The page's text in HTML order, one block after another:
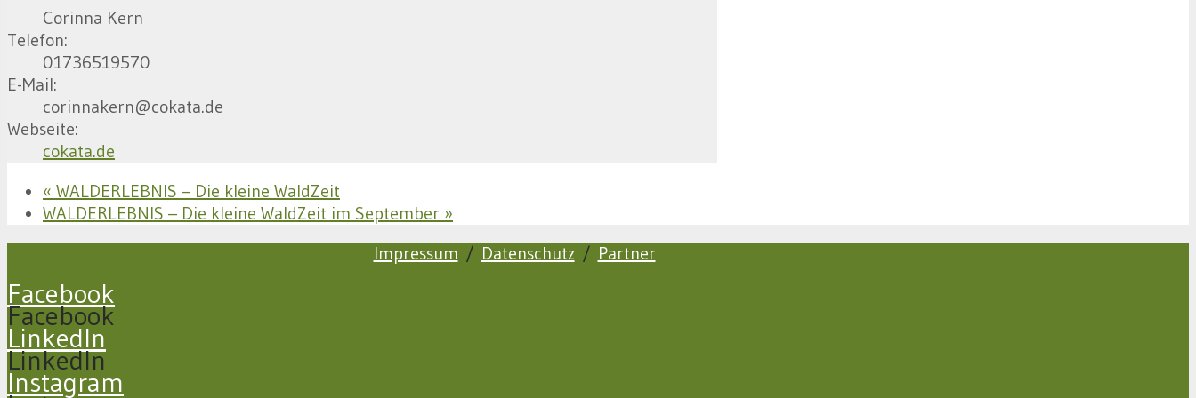
Corinna Kern
Telefon:
01736519570
E-Mail:
corinnakern@cokata.de
Webseite:
cokata.de
« WALDERLEBNIS – Die kleine WaldZeit
WALDERLEBNIS – Die kleine WaldZeit im September »
Impressum / Datenschutz / Partner
Facebook
Facebook
LinkedIn
LinkedIn
Instagram